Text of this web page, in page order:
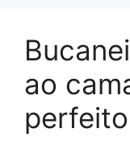
ao